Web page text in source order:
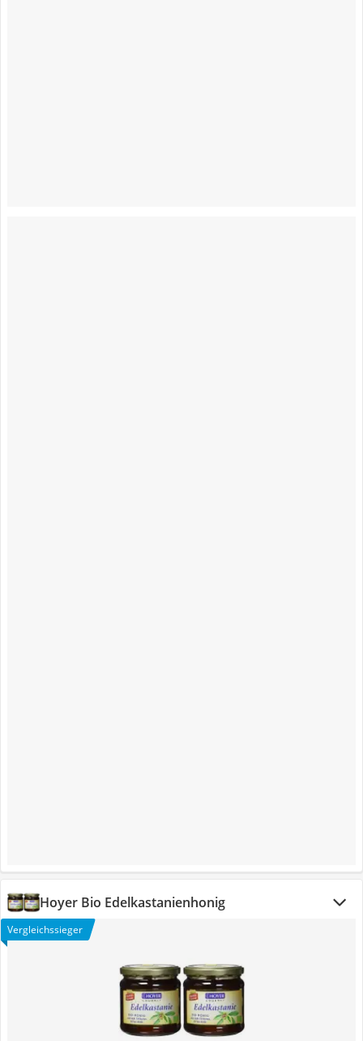
Hoyer Bio Edelkastanienhonig
Vergleichssieger